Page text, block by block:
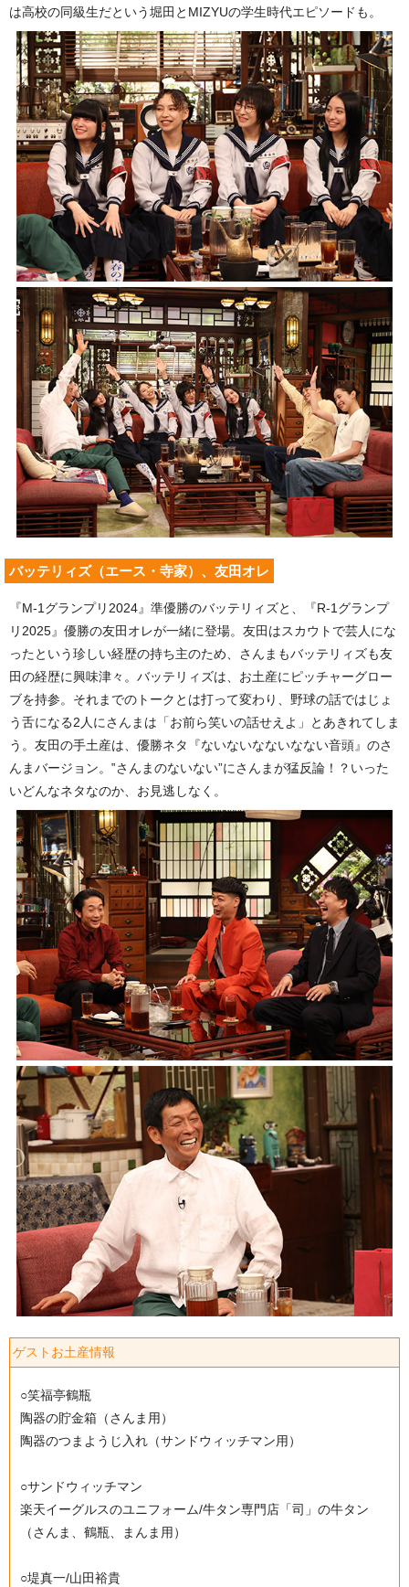
は高校の同級生だという堀田とMIZYUの学生時代エピソードも。
バッテリィズ（エース・寺家）、友田オレ
『M-1グランプリ2024』準優勝のバッテリィズと、『R-1グランプ
リ2025』優勝の友田オレが一緒に登場。友田はスカウトで芸人にな
ったという珍しい経歴の持ち主のため、さんまもバッテリィズも友
田の経歴に興味津々。バッテリィズは、お土産にピッチャーグロー
ブを持参。それまでのトークとは打って変わり、野球の話ではじょ
う舌になる2人にさんまは「お前ら笑いの話せえよ」とあきれてしま
う。友田の手土産は、優勝ネタ『ないないなないなない音頭』のさ
んまバージョン。‟さんまのないない”にさんまが猛反論！？いった
いどんなネタなのか、お見逃しなく。
ゲストお土産情報
○笑福亭鶴瓶
陶器の貯金箱（さんま用）
陶器のつまようじ入れ（サンドウィッチマン用）
○サンドウィッチマン
楽天イーグルスのユニフォーム/牛タン専門店「司」の牛タン
（さんま、鶴瓶、まんま用）
○堤真一/山田裕貴